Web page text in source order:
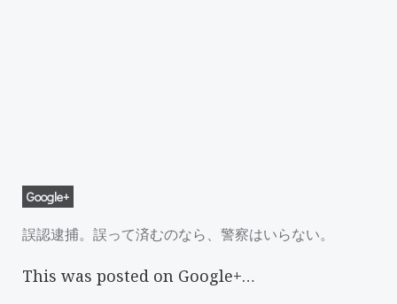
Google+
誤認逮捕。誤って済むのなら、警察はいらない。
This was posted on Google+…